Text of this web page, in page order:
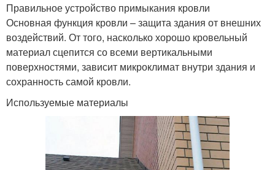
Правильное устройство примыкания кровли
Основная функция кровли – защита здания от внешних
воздействий. От того, насколько хорошо кровельный
материал сцепится со всеми вертикальными
поверхностями, зависит микроклимат внутри здания и
сохранность самой кровли.
Используемые материалы